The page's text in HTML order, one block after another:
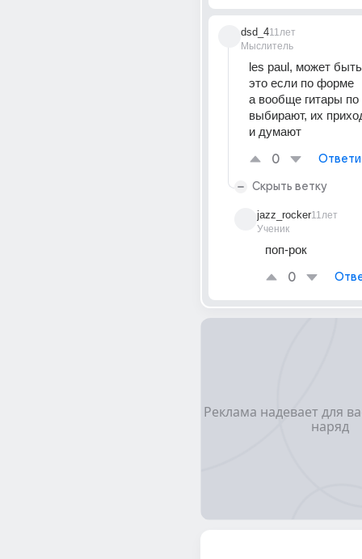
dsd_4
Мыслитель
11лет
les paul, может
это если по форме
а вообще гитары по
выбирают, их
и думают
0
Скрыть ветку
jazz_rocker
Ученик
11лет
поп-рок
0